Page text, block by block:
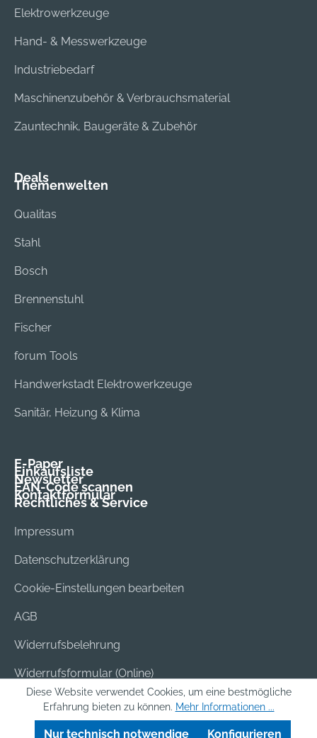
Elektrowerkzeuge
Hand- & Messwerkzeuge
Industriebedarf
Maschinenzubehör & Verbrauchsmaterial
Zauntechnik, Baugeräte & Zubehör
Deals
Themenwelten
Qualitas
Stahl
Bosch
Brennenstuhl
Fischer
forum Tools
Handwerkstadt Elektrowerkzeuge
Sanitär, Heizung & Klima
E-Paper
Einkaufsliste
Newsletter
EAN-Code scannen
Kontaktformular
Rechtliches & Service
Impressum
Datenschutzerklärung
Cookie-Einstellungen bearbeiten
AGB
Widerrufsbelehrung
Widerrufsformular (Online)
Versand & Bezahlung
Batterieentsorgung
Diese Website verwendet Cookies, um eine bestmögliche
Erfahrung bieten zu können. Mehr Informationen ...
Nur technisch notwendige Konfigurieren